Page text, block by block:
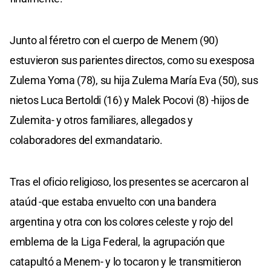
Junto al féretro con el cuerpo de Menem (90)
estuvieron sus parientes directos, como su exesposa
Zulema Yoma (78), su hija Zulema María Eva (50), sus
nietos Luca Bertoldi (16) y Malek Pocovi (8) -hijos de
Zulemita- y otros familiares, allegados y
colaboradores del exmandatario.
Tras el oficio religioso, los presentes se acercaron al
ataúd -que estaba envuelto con una bandera
argentina y otra con los colores celeste y rojo del
emblema de la Liga Federal, la agrupación que
catapultó a Menem- y lo tocaron y le transmitieron